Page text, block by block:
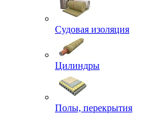
Судовая изоляция
Цилиндры
Полы, перекрытия